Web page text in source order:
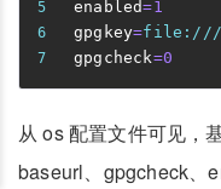
enabled=1
gpgkey=file:///
gpgcheck=0
从 os 配置文件可见，
baseurl、gpgcheck、